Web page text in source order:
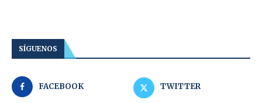
SÍGUENOS
FACEBOOK TWITTER